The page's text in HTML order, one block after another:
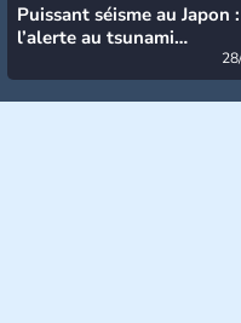
Puissant séisme au Japon :
l’alerte au tsunami